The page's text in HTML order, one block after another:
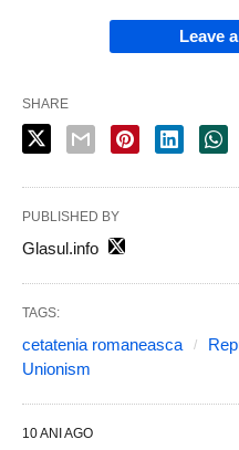
Leave
SHARE
PUBLISHED BY
Glasul.info
TAGS:
cetatenia romaneasca
Unionism
10 ANI AGO